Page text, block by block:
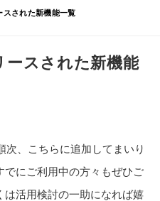
された新機能一覧
ースされた新機能
次、こちらに追加してまいり
でにご利用中の方々もぜひご
活用検討の一助になれば嬉